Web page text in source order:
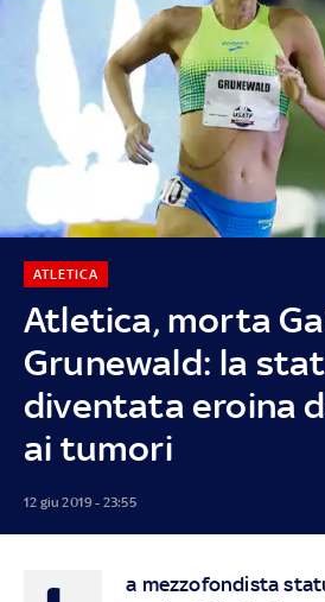
Atletica, morta
Grunewald: la
diventata eroina
ai tumori
ATLETICA
12 giu 2019 - 23:55
a mezzofondista